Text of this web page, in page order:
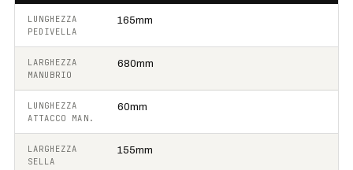
LUNGHEZZA
PEDIVELLA
165mm
LARGHEZZA
MANUBRIO
680mm
LUNGHEZZA
ATTACCO MAN.
60mm
LARGHEZZA
SELLA
155mm